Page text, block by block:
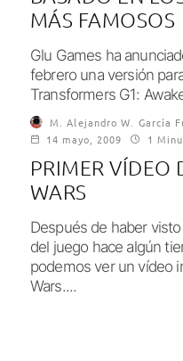
MÁS FAMOSOS
Glu Games ha
febrero una versión
Transformers G1:
de estrategia...
M. Alejandro W. García
14 mayo, 2009
1
PRIMER VÍDEO
WARS
Después de haber
del juego hace algún
podemos ver un vídeo
Wars....